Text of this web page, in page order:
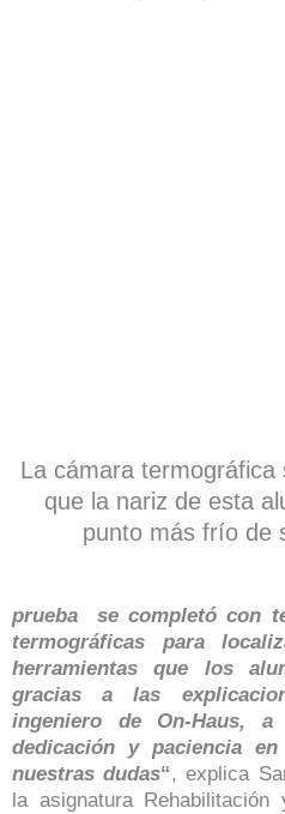
La cámara termográfica
que la nariz de esta
punto más frío de
prueba se completó con
termográficas para
herramientas que los
gracias a las
ingeniero de On-Haus, a
dedicación y paciencia
nuestras dudas“, explica
la asignatura